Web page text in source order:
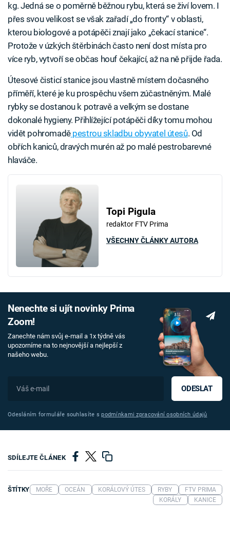
kg. Jedná se o poměrně běžnou rybu, která se živí lovem. I
přes svou velikost se však zařadí „do fronty“ v oblasti,
kterou biologové a potápěči znají jako „čekací stanice“.
Protože v úzkých štěrbinách často není dost místa pro
více ryb, vytvoří se občas houf čekající, až na ně přijde řada.
Útesové čisticí stanice jsou vlastně místem dočasného
příměří, které je ku prospěchu všem zúčastněným. Malé
rybky se dostanou k potravě a velkým se dostane
dokonalé hygieny. Přihlížející potápěči díky tomu mohou
vidět pohromaděpestrou skladbu obyvatel útesů. Od
obřích kaniců, dravých murén až po malé pestrobarevné
hlaváče.
Topi Pigula
redaktor FTV Prima
VŠECHNY ČLÁNKY AUTORA
Nenechte si ujít novinky Prima
Zoom!
Zanechte nám svůj e-mail a 1x týdně vás
upozorníme na to nejnovější a nejlepší z
našeho webu.
ODESLAT
Odesláním formuláře souhlasíte spodmínkami zpracování osobních údajů
SDÍLEJTE ČLÁNEK
ŠTÍTKY MOŘE OCEÁN KORÁLOVÝ ÚTES RYBY
FTV PRIMA
KORÁLY
KANICE